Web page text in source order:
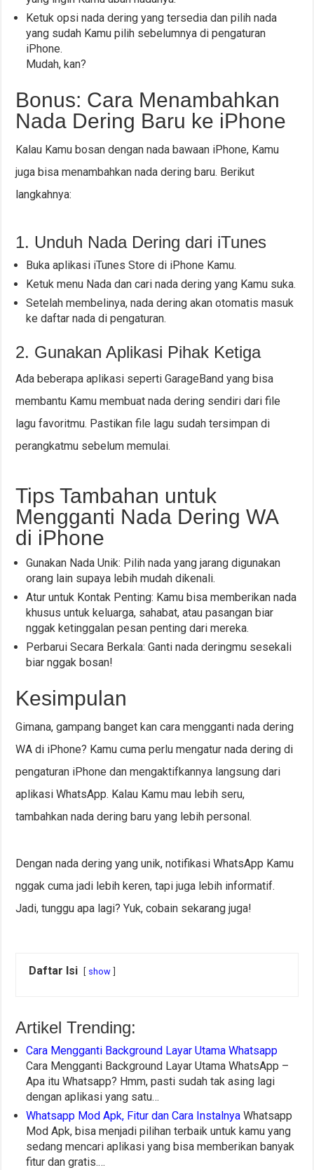
Ketuk opsi nada dering yang tersedia dan pilih nada
yang sudah Kamu pilih sebelumnya di pengaturan
iPhone.
Mudah, kan?
Bonus: Cara Menambahkan
Nada Dering Baru ke iPhone
Kalau Kamu bosan dengan nada bawaan iPhone, Kamu
juga bisa menambahkan nada dering baru. Berikut
langkahnya:
1. Unduh Nada Dering dari iTunes
Buka aplikasi iTunes Store di iPhone Kamu.
Ketuk menu Nada dan cari nada dering yang Kamu suka.
Setelah membelinya, nada dering akan otomatis masuk
ke daftar nada di pengaturan.
2. Gunakan Aplikasi Pihak Ketiga
Ada beberapa aplikasi seperti GarageBand yang bisa
membantu Kamu membuat nada dering sendiri dari file
lagu favoritmu. Pastikan file lagu sudah tersimpan di
perangkatmu sebelum memulai.
Tips Tambahan untuk
Mengganti Nada Dering WA
di iPhone
Gunakan Nada Unik: Pilih nada yang jarang digunakan
orang lain supaya lebih mudah dikenali.
Atur untuk Kontak Penting: Kamu bisa memberikan nada
khusus untuk keluarga, sahabat, atau pasangan biar
nggak ketinggalan pesan penting dari mereka.
Perbarui Secara Berkala: Ganti nada deringmu sesekali
biar nggak bosan!
Kesimpulan
Gimana, gampang banget kan cara mengganti nada dering
WA di iPhone? Kamu cuma perlu mengatur nada dering di
pengaturan iPhone dan mengaktifkannya langsung dari
aplikasi WhatsApp. Kalau Kamu mau lebih seru,
tambahkan nada dering baru yang lebih personal.
Dengan nada dering yang unik, notifikasi WhatsApp Kamu
nggak cuma jadi lebih keren, tapi juga lebih informatif.
Jadi, tunggu apa lagi? Yuk, cobain sekarang juga!
Daftar Isi show
Artikel Trending:
Cara Mengganti Background Layar Utama Whatsapp
Cara Mengganti Background Layar Utama WhatsApp –
Apa itu Whatsapp? Hmm, pasti sudah tak asing lagi
dengan aplikasi yang satu…
Whatsapp Mod Apk, Fitur dan Cara Instalnya Whatsapp
Mod Apk, bisa menjadi pilihan terbaik untuk kamu yang
sedang mencari aplikasi yang bisa memberikan banyak
fitur dan gratis.…